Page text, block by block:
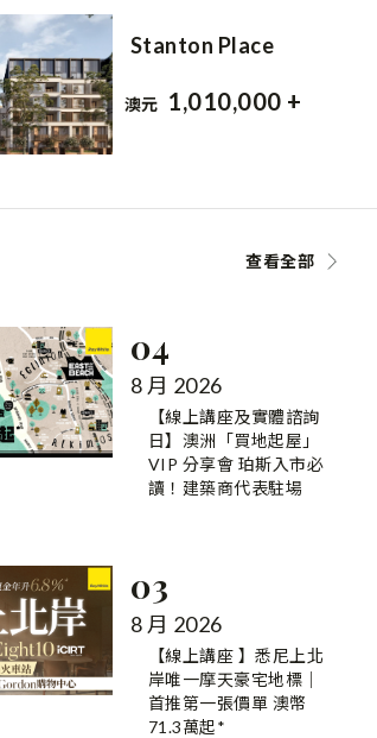
Stanton Place
澳元 1,010,000 +
查看全部
04
8 月 2026
【線上講座及實體諮詢
日】澳洲「買地起屋」
VIP 分享會 珀斯入市必
讀！建築商代表駐場
03
8 月 2026
【線上講座 】悉尼上北
岸唯一摩天豪宅地標｜
首推第一張價單 澳幣
71.3萬起*